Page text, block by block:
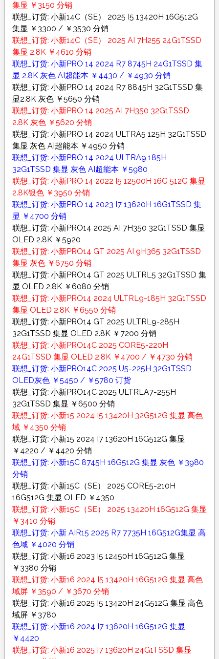
集显 ￥3150 分销
联想_订货: 小新14C（SE） 2025 I5 13420H 16G512G
集显 ￥3300 / ￥3530 分销
联想_订货: 小新14C（SE） 2025 AI 7H255 24G1TSSD
集显 2.8K ￥4610 分销
联想_订货: 小新PRO 14 2024 R7 8745H 24G1TSSD 集
显 2.8K 灰色 AI超能本 ￥4430 / ￥4930 分销
联想_订货: 小新PRO 14 2024 R7 8845H 32G1TSSD 集
显2.8K 灰色 ￥5650 分销
联想_订货: 小新PRO 14 2025 AI 7H350 32G1TSSD
2.8K 灰色 ￥5620 分销
联想_订货: 小新PRO 14 2024 ULTRA5 125H 32G1TSSD
集显 灰色 AI超能本 ￥4950 分销
联想_订货: 小新PRO 14 2024 ULTRA9 185H
32G1TSSD 集显 灰色 AI超能本 ￥5980
联想_订货: 小新PRO 14 2022 I5 12500H 16G 512G 集显
2.8K银色 ￥3950 分销
联想_订货: 小新PRO 14 2023 I7 13620H 16G1TSSD 集
显 ￥4700 分销
联想_订货: 小新PRO14 2025 AI 7H350 32G1TSSD 集显
OLED 2.8K ￥5920
联想_订货: 小新PRO14 GT 2025 AI 9H365 32G1TSSD
集显 灰色 ￥6750 分销
联想_订货: 小新PRO14 GT 2025 ULTRL5 32G1TSSD 集
显 OLED 2.8K ￥6080 分销
联想_订货: 小新PRO14 2024 ULTRL9-185H 32G1TSSD
集显 OLED 2.8K ￥6550 分销
联想_订货: 小新PRO14 GT 2025 ULTRL9-285H
32G1TSSD 集显 OLED 2.8K ￥7200 分销
联想_订货: 小新PRO14C 2025 CORE5-220H
24G1TSSD 集显 OLED 2.8K ￥4700 / ￥4730 分销
联想_订货: 小新PRO14C 2025 U5-225H 32G1TSSD
OLED灰色 ￥5450 / ￥5780 订货
联想_订货: 小新PRO14C 2025 ULTRLA7-255H
32G1TSSD 集显 ￥6500 分销
联想_订货: 小新15 2024 I5 13420H 32G512G 集显 高色
域 ￥4350 分销
联想_订货: 小新15 2024 I7 13620H 16G512G 集显
￥4220 / ￥4420 分销
联想_订货: 小新15C 8745H 16G512G 集显 灰色 ￥3980
分销
联想_订货: 小新15C（SE） 2025 CORE5-210H
16G512G 集显 OLED ￥4350
联想_订货: 小新15C（SE） 2025 13420H 16G512G 集显
￥3410 分销
联想_订货: 小新 AIR15 2025 R7 7735H 16G512G集显 高
色域 ￥4020 分销
联想_订货: 小新16 2023 I5 12450H 16G512G 集显
￥3380 分销
联想_订货: 小新16 2024 I5 13420H 16G512G 集显 高色
域屏 ￥3590 / ￥3670 分销
联想_订货: 小新16 2025 I5 13420H 24G512G 集显 高色
域屏 ￥3780
联想_订货: 小新16 2024 I7 13620H 16G512G 集显
￥4420
联想_订货: 小新16 2025 I7 13620H 24G1TSSD 集显